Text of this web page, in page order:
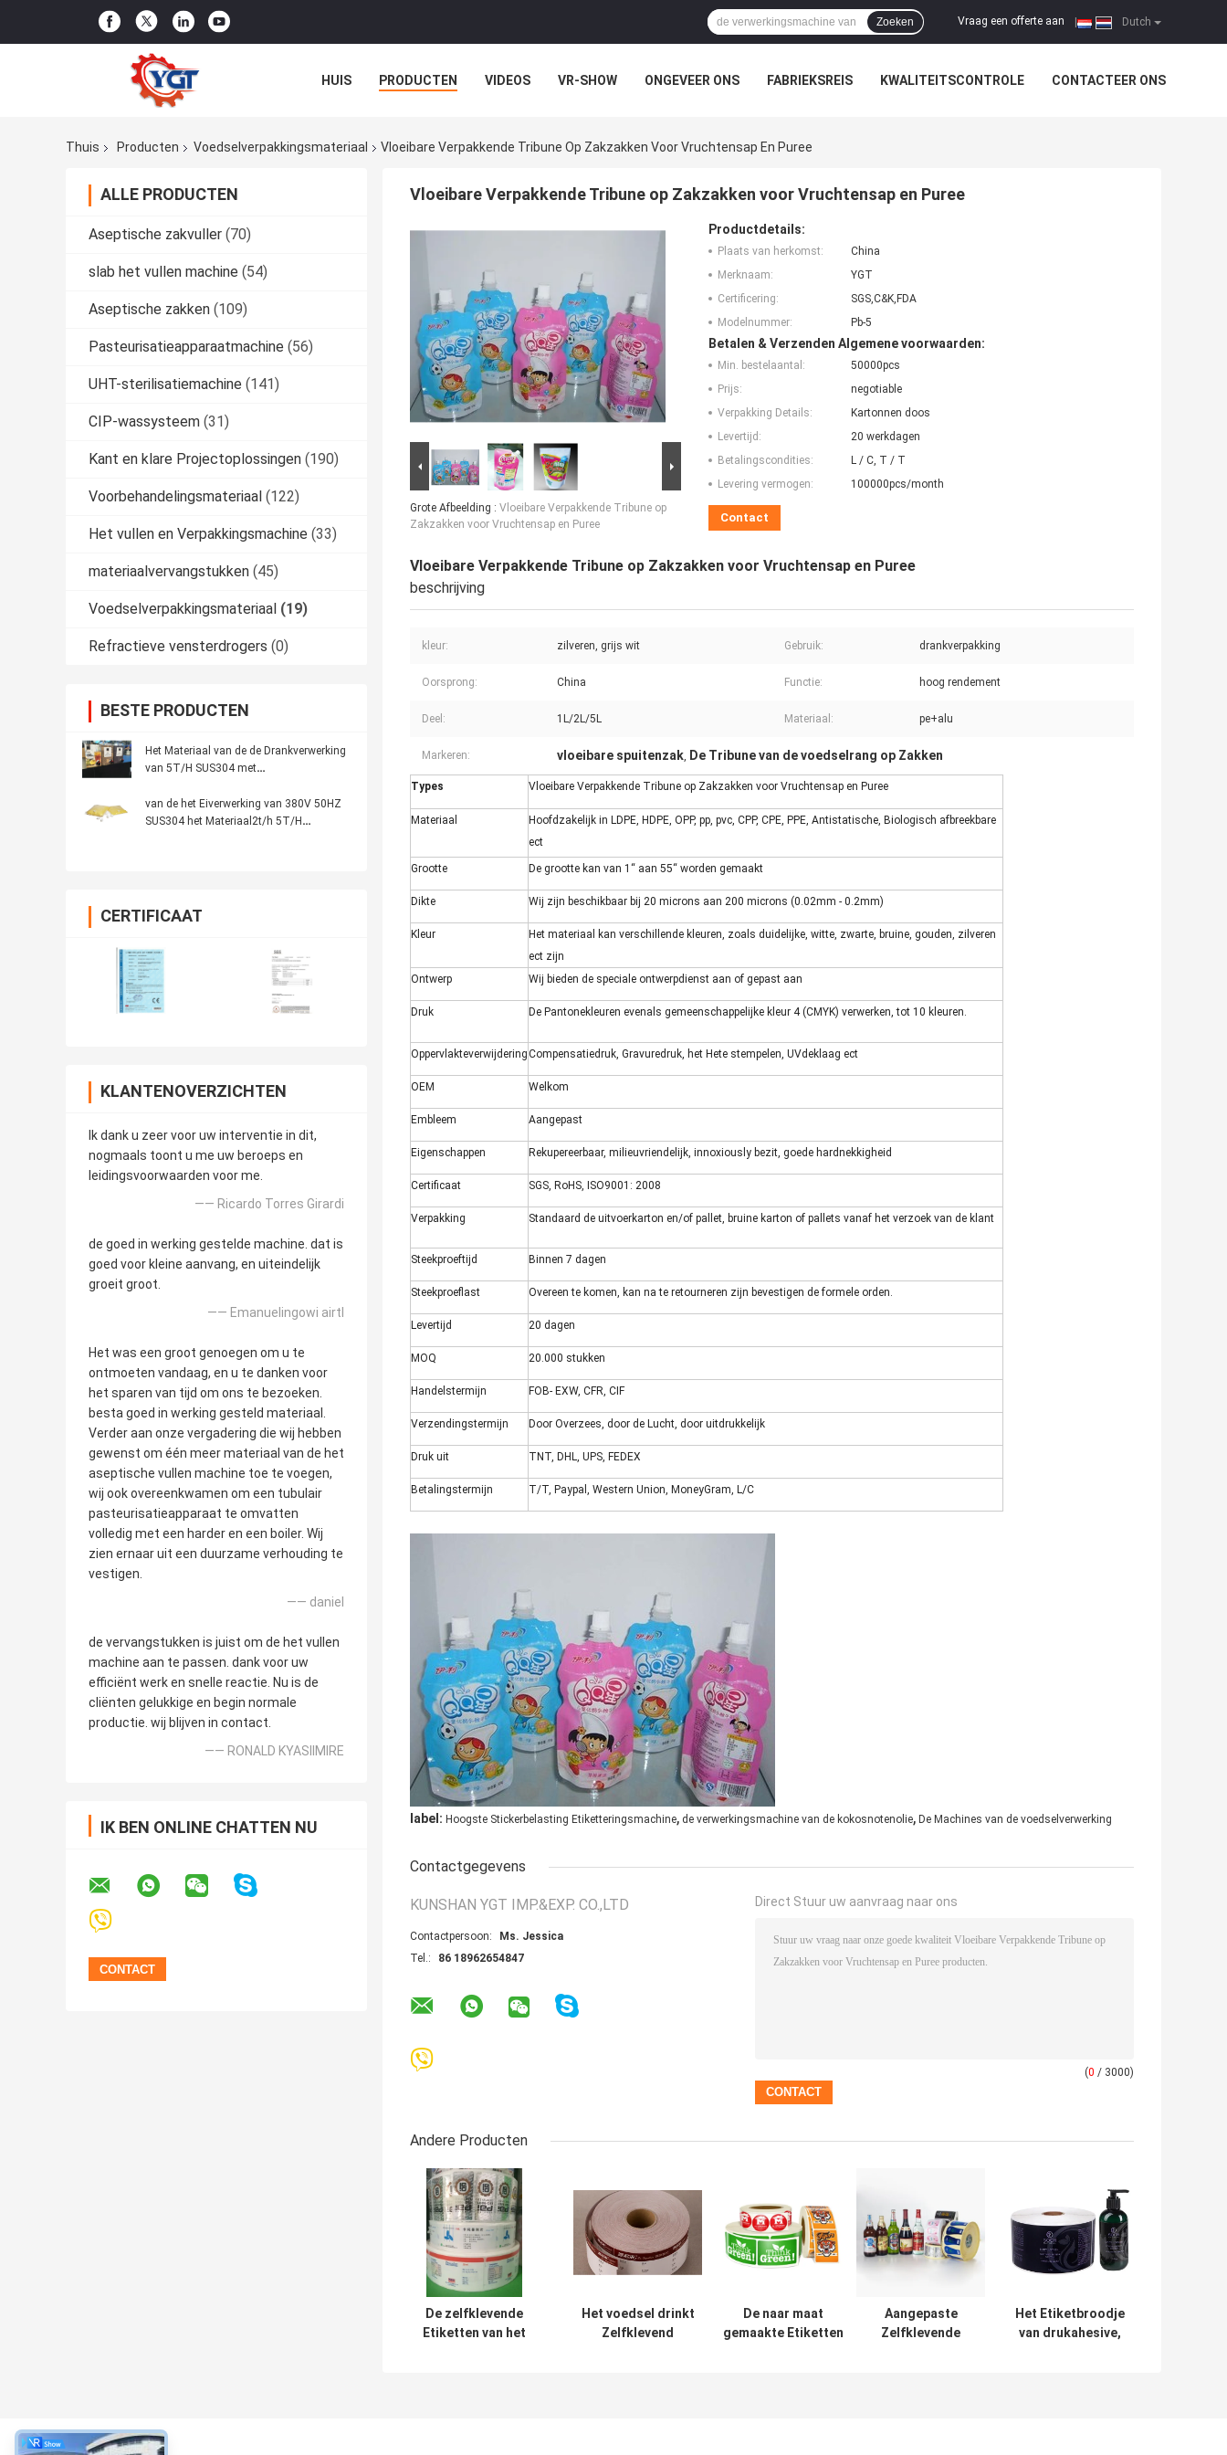
Dutch
Vraag een offerte aan
Zoeken
HUIS PRODUCTEN VIDEOS VR-SHOW ONGEVEER ONS FABRIEKSREIS KWALITEITSCONTROLE CONTACTEER ONS
Thuis
Producten Voedselverpakkingsmateriaal Vloeibare Verpakkende Tribune Op Zakzakken Voor Vruchtensap En Puree
ALLE PRODUCTEN
Aseptische zakvuller (70)
slab het vullen machine (54)
Aseptische zakken (109)
Pasteurisatieapparaatmachine (56)
UHT-sterilisatiemachine (141)
CIP-wassysteem (31)
Kant en klare Projectoplossingen (190)
Voorbehandelingsmateriaal (122)
Het vullen en Verpakkingsmachine (33)
materiaalvervangstukken (45)
Voedselverpakkingsmateriaal (19)
Refractieve vensterdrogers (0)
BESTE PRODUCTEN
Het Materiaal van de de Drankverwerking
van 5T/H SUS304 met
van de het Eiverwerking van 380V 50HZ
SUS304 het Materiaal2t/h 5T/H
CERTIFICAAT
KLANTENOVERZICHTEN
Ik dank u zeer voor uw interventie in dit,
nogmaals toont u me uw beroeps en
leidingsvoorwaarden voor me.
—— Ricardo Torres Girardi
de goed in werking gestelde machine. dat is
goed voor kleine aanvang, en uiteindelijk
groeit groot.
—— Emanuelingowi airtl
Het was een groot genoegen om u te
ontmoeten vandaag, en u te danken voor
het sparen van tijd om ons te bezoeken.
besta goed in werking gesteld materiaal.
Verder aan onze vergadering die wij hebben
gewenst om één meer materiaal van de het
aseptische vullen machine toe te voegen,
wij ook overeenkwamen om een tubulair
pasteurisatieapparaat te omvatten
volledig met een harder en een boiler. Wij
zien ernaar uit een duurzame verhouding te
vestigen.
—— daniel
de vervangstukken is juist om de het vullen
machine aan te passen. dank voor uw
efficiënt werk en snelle reactie. Nu is de
cliënten gelukkige en begin normale
productie. wij blijven in contact.
—— RONALD KYASIIMIRE
IK BEN ONLINE CHATTEN NU
Vloeibare Verpakkende Tribune op Zakzakken voor Vruchtensap en Puree
Grote Afbeelding : Vloeibare Verpakkende Tribune op
Zakzakken voor Vruchtensap en Puree
Productdetails:
Plaats van herkomst:
China
Merknaam:
YGT
Certificering:
SGS,C&K,FDA
Modelnummer:
Pb-5
Betalen & Verzenden Algemene voorwaarden:
Min. bestelaantal:
50000pcs
Prijs:
negotiable
Verpakking Details:
Kartonnen doos
Levertijd:
20 werkdagen
Betalingscondities:
L / C, T / T
Levering vermogen:
100000pcs/month
Contact
Vloeibare Verpakkende Tribune op Zakzakken voor Vruchtensap en Puree
beschrijving
kleur: zilveren, grijs wit Gebruik: drankverpakking
Oorsprong: China Functie: hoog rendement
Deel: 1L/2L/5L Materiaal: pe+alu
Markeren: vloeibare spuitenzak, De Tribune van de voedselrang op Zakken
Types Vloeibare Verpakkende Tribune op Zakzakken voor Vruchtensap en Puree
Materiaal
Hoofdzakelijk in LDPE, HDPE, OPP, pp, pvc, CPP, CPE, PPE, Antistatische, Biologisch afbreekbare
ect
Grootte De grootte kan van 1“ aan 55“ worden gemaakt
Dikte Wij zijn beschikbaar bij 20 microns aan 200 microns (0.02mm - 0.2mm)
Kleur
Het materiaal kan verschillende kleuren, zoals duidelijke, witte, zwarte, bruine, gouden, zilveren
ect zijn
Ontwerp
Wij bieden de speciale ontwerpdienst aan of gepast aan
Druk De Pantonekleuren evenals gemeenschappelijke kleur 4 (CMYK) verwerken, tot 10 kleuren.
OppervlakteverwijderingCompensatiedruk, Gravuredruk, het Hete stempelen, UVdeklaag ect
OEM Welkom
Embleem Aangepast
Eigenschappen Rekupereerbaar, milieuvriendelijk, innoxiously bezit, goede hardnekkigheid
Certificaat SGS, RoHS, ISO9001: 2008
Verpakking Standaard de uitvoerkarton en/of pallet, bruine karton of pallets vanaf het verzoek van de klant
Steekproeftijd Binnen 7 dagen
Steekproeflast Overeen te komen, kan na te retourneren zijn bevestigen de formele orden.
Levertijd 20 dagen
MOQ 20.000 stukken
Handelstermijn FOB- EXW, CFR, CIF
Verzendingstermijn Door Overzees, door de Lucht, door uitdrukkelijk
Druk uit TNT, DHL, UPS, FEDEX
Betalingstermijn T/T, Paypal, Western Union, MoneyGram, L/C
label: Hoogste Stickerbelasting Etiketteringsmachine, de verwerkingsmachine van de kokosnotenolie, De Machines van de voedselverwerking
Contactgegevens
KUNSHAN YGT IMP.&EXP. CO.,LTD
Contactpersoon:
Ms. Jessica
Tel.:
86 18962654847
Direct Stuur uw aanvraag naar ons
(0 / 3000)
Andere Producten
De zelfklevende
Etiketten van het
Het voedsel drinkt
Zelfklevend
De naar maat
gemaakte Etiketten
Aangepaste
Zelfklevende
Het Etiketbroodje
van drukahesive,